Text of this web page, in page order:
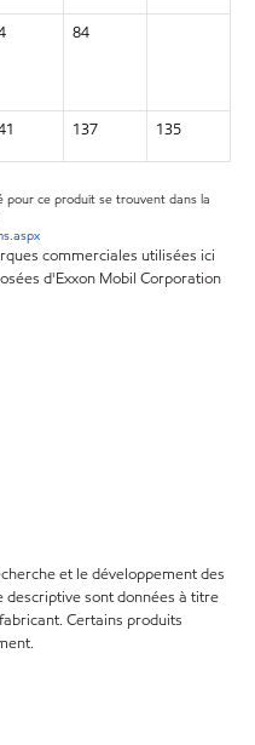
84
137 135
ce produit se trouvent dans la
commerciales utilisées ici
d'Exxon Mobil Corporation
et le développement des
sont données à titre
Certains produits